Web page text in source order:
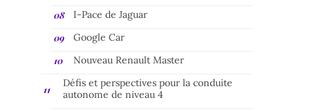
I-Pace de Jaguar
Google Car
Nouveau Renault Master
Défis et perspectives pour la conduite
autonome de niveau 4